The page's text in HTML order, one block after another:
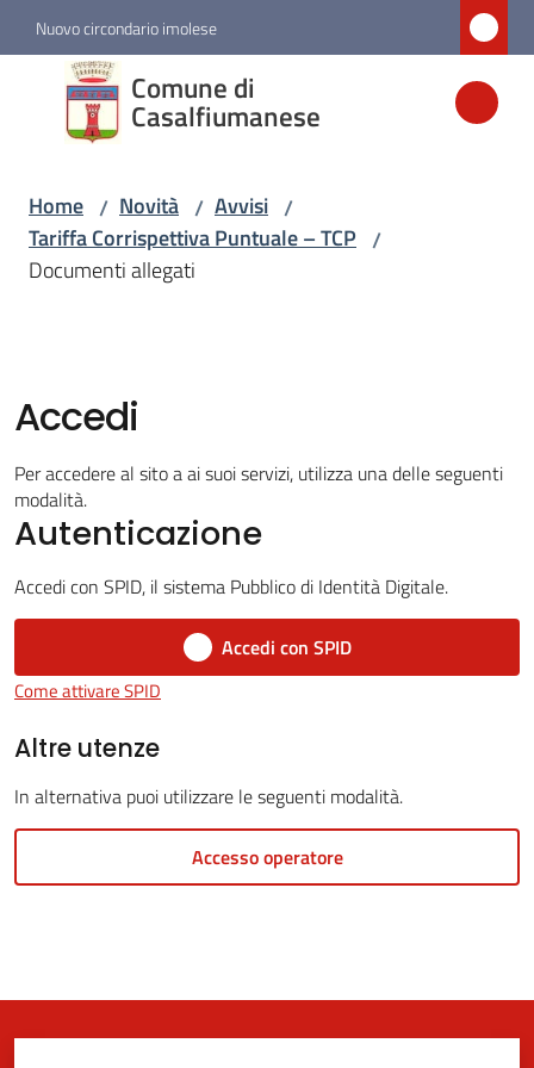
Vai al contenuto
Vai alla navigazione
Vai al footer
Nuovo circondario imolese
Comune di
Casalfiumanese
Comune di
Casalfiumanese
Amministrazione
Casalfiumanese
on-
gli
Home / Novità / Avvisi /
Tariffa Corrispettiva Puntuale – TCP /
Documenti allegati
Accedi
Per accedere al sito a ai suoi servizi, utilizza una delle seguenti
modalità.
Autenticazione
Accedi con SPID, il sistema Pubblico di Identità Digitale.
Accedi con SPID
Come attivare SPID
Altre utenze
In alternativa puoi utilizzare le seguenti modalità.
Accesso operatore